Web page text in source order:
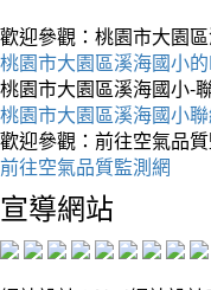
歡迎參觀：桃園市大園
桃園市大園區溪海國小
桃園市大園區溪海國小-
桃園市大園區溪海國小
歡迎參觀：前往空氣品
前往空氣品質監測網
宣導網站